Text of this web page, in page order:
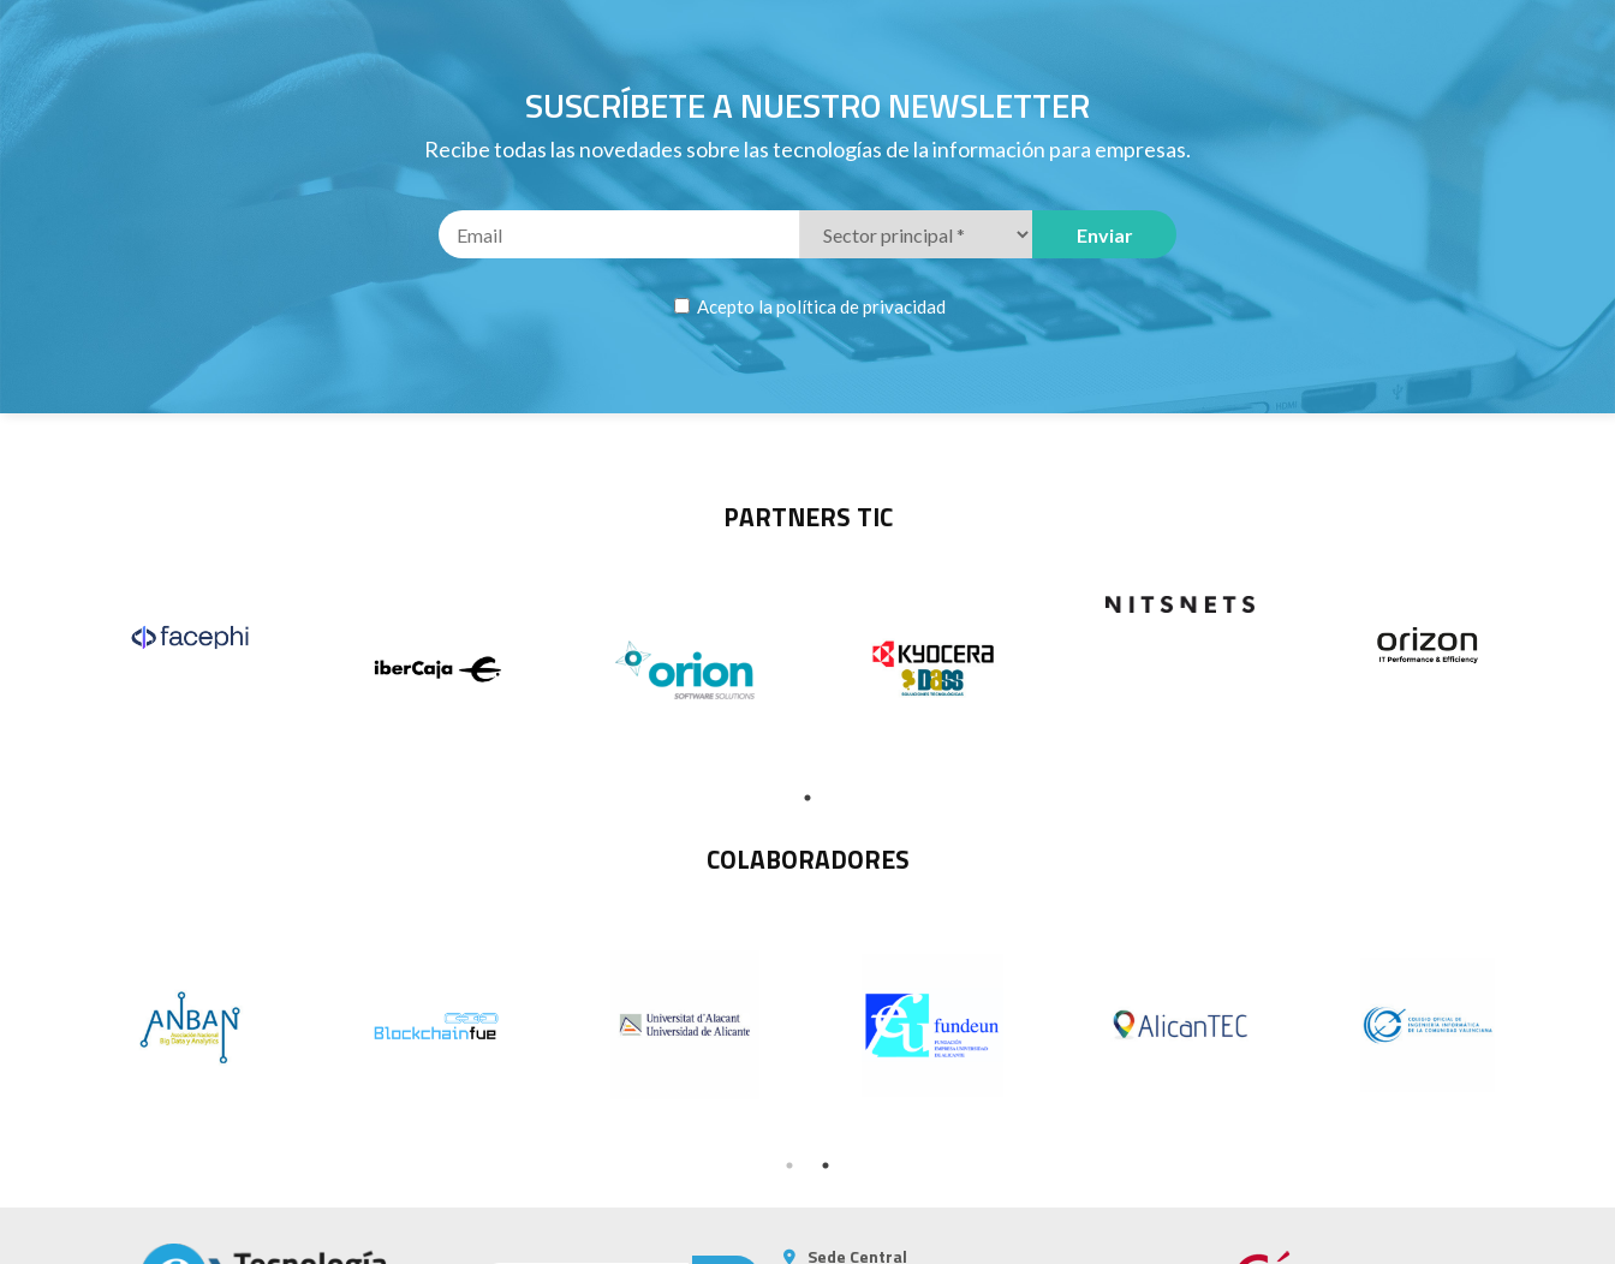
SUSCRÍBETE A NUESTRO NEWSLETTER
Recibe todas las novedades sobre las tecnologías de la información para empresas.
Acepto lapolítica de privacidad
PARTNERS TIC
COLABORADORES
Sede Central